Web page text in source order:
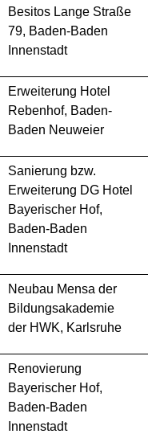
Besitos Lange Straße
79, Baden-Baden
Innenstadt
Erweiterung Hotel
Rebenhof, Baden-
Baden Neuweier
Sanierung bzw.
Erweiterung DG Hotel
Bayerischer Hof,
Baden-Baden
Innenstadt
Neubau Mensa der
Bildungsakademie
der HWK, Karlsruhe
Renovierung
Bayerischer Hof,
Baden-Baden
Innenstadt